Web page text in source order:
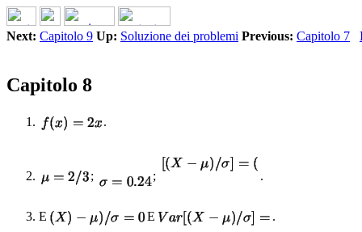
Next: Capitolo 9 Up: Soluzione dei problemi Previous: Capitolo 7
Capitolo 8
.
; ; .
E E .